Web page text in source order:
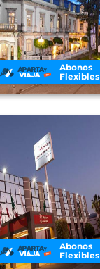
Abonos
Flexibles
Abonos
Flexibles